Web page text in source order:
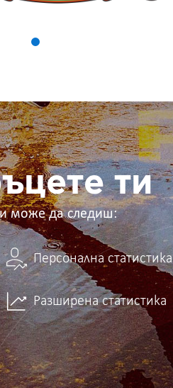
ти
може да следиш:
Персонална статистика
Разширена статистика